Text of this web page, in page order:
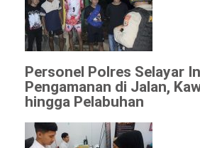
Personel Polres Selayar
Pengamanan di Jalan,
hingga Pelabuhan